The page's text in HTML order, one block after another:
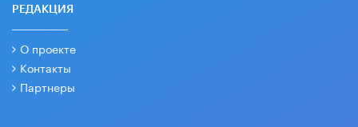
РЕДАКЦИЯ
О проекте
Контакты
Партнеры